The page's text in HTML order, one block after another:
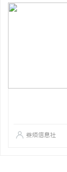
娄烦信息社